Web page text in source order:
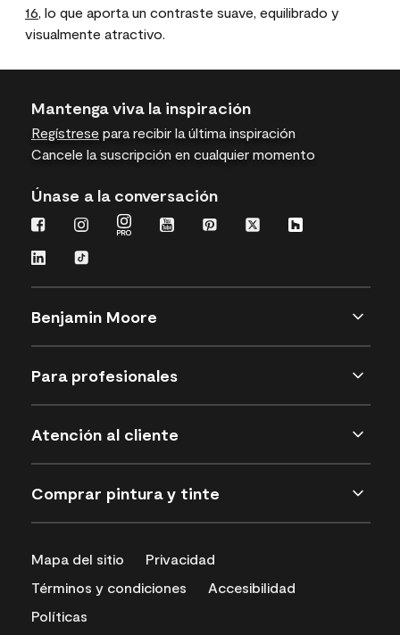
16, lo que aporta un contraste suave, equilibrado y
visualmente atractivo.
Mantenga viva la inspiración
Regístrese para recibir la última inspiración
Cancele la suscripción en cualquier momento
Únase a la conversación
Benjamin Moore
Para profesionales
Atención al cliente
Comprar pintura y tinte
Mapa del sitio
Privacidad
Términos y condiciones
Accesibilidad
Políticas